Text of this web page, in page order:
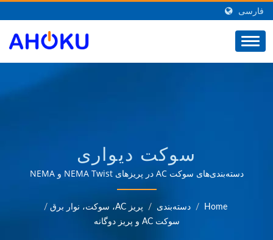
فارسی
سوکت دیواری
ACتأمین‌کننده مستقر در
تایوان از محافظ نوسان
AC، آداپتور مسافرتی
دسته‌بندی‌های سوکت AC در پریزهای NEMA Twist و NEMA
Duplex برای 15A~30Aبیش از 35 سال تجربه معتبر در زمینه
OEM و ODM در ارائه محصولاتی که نیازهای کاربردهای مدیریت
توان را در زمینه‌های مختلفی مانند صنعتی، ارتباطات، خودروسازی
Home
/ دسته‌بندی / پریز AC، سوکت، نوار برق
/
سوکت AC و پریز دوگانه